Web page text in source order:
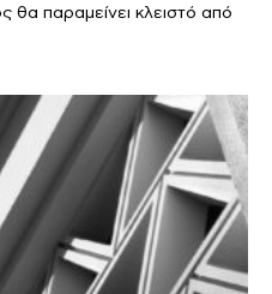
θα παραμείνει κλειστό από